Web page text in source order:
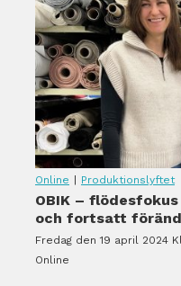
Online | Produktionslyftet
OBIK –
och fortsatt
Fredag den 19 april 2024
Online